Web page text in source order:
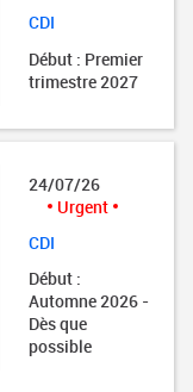
CDI
Début : Premier
trimestre 2027
24/07/26
Urgent
CDI
Début :
Automne 2026 -
Dès que
possible